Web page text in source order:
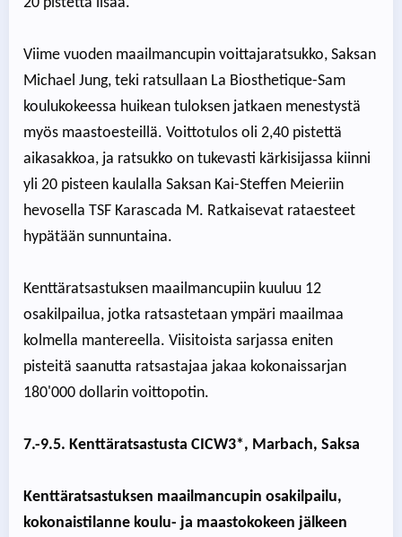
Viime vuoden maailmancupin voittajaratsukko, Saksan
Michael Jung, teki ratsullaan La Biosthetique-Sam
koulukokeessa huikean tuloksen jatkaen menestystä
myös maastoesteillä. Voittotulos oli 2,40 pistettä
aikasakkoa, ja ratsukko on tukevasti kärkisijassa kiinni
yli 20 pisteen kaulalla Saksan Kai-Steffen Meieriin
hevosella TSF Karascada M. Ratkaisevat rataesteet
hypätään sunnuntaina.
Kenttäratsastuksen maailmancupiin kuuluu 12
osakilpailua, jotka ratsastetaan ympäri maailmaa
kolmella mantereella. Viisitoista sarjassa eniten
pisteitä saanutta ratsastajaa jakaa kokonaissarjan
180'000 dollarin voittopotin.
7.-9.5. Kenttäratsastusta CICW3*, Marbach, Saksa
Kenttäratsastuksen maailmancupin osakilpailu,
kokonaistilanne koulu- ja maastokokeen jälkeen